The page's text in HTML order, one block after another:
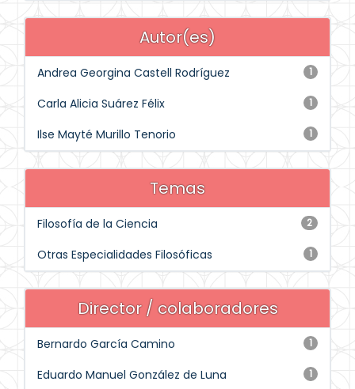
Autor(es)
1
Andrea Georgina Castell Rodríguez
1
Carla Alicia Suárez Félix
1
Ilse Mayté Murillo Tenorio
Temas
2
Filosofía de la Ciencia
1
Otras Especialidades Filosóficas
Director / colaboradores
1
Bernardo García Camino
1
Eduardo Manuel González de Luna